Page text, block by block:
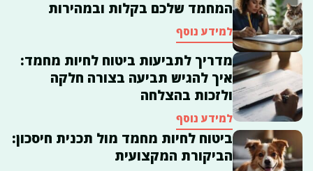
המחמד שלכם בקלות ובמהירות
למידע נוסף
מדריך לתביעות ביטוח לחיות מחמד:
איך להגיש תביעה בצורה חלקה
ולזכות בהצלחה
למידע נוסף
ביטוח לחיות מחמד מול תכנית חיסכון:
הביקורת המקצועית